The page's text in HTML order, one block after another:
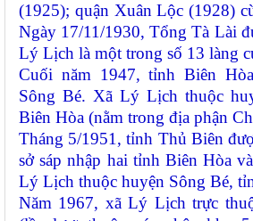
(1925); quận Xuân Lộc (1928)
Ngày 17/11/1930, Tổng Tà Lài
Lý Lịch là một trong số 13 làng
Cuối năm 1947, tỉnh Biên
Sông Bé. Xã Lý Lịch thuộc
Biên Hòa (nằm trong địa phận
Tháng 5/1951, tỉnh Thủ Biên
sở sáp nhập hai tỉnh Biên Hòa
Lý Lịch thuộc huyện Sông Bé,
Năm 1967, xã Lý Lịch trực